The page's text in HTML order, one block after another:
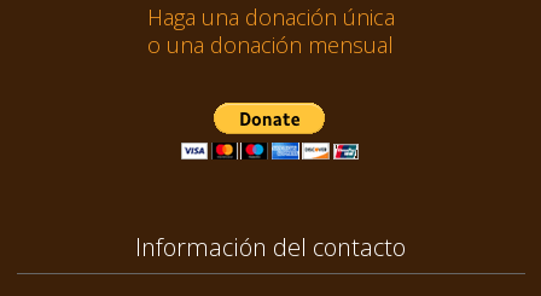
Haga una donación única
o una donación mensual
Información del contacto